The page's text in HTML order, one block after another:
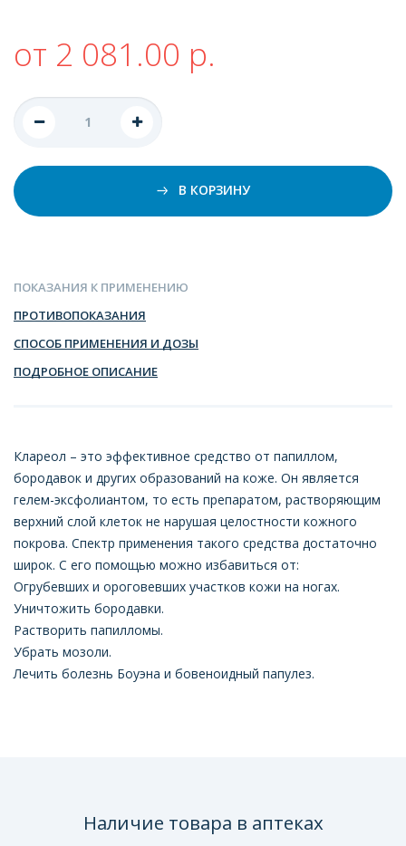
от 2 081.00 р.
В КОРЗИНУ
ПОКАЗАНИЯ К ПРИМЕНЕНИЮ
ПРОТИВОПОКАЗАНИЯ
СПОСОБ ПРИМЕНЕНИЯ И ДОЗЫ
ПОДРОБНОЕ ОПИСАНИЕ
Клареол – это эффективное средство от папиллом,
бородавок и других образований на коже. Он является
гелем-эксфолиантом, то есть препаратом, растворяющим
верхний слой клеток не нарушая целостности кожного
покрова. Спектр применения такого средства достаточно
широк. С его помощью можно избавиться от:
Огрубевших и ороговевших участков кожи на ногах.
Уничтожить бородавки.
Растворить папилломы.
Убрать мозоли.
Лечить болезнь Боуэна и бовеноидный папулез.
Наличие товара в аптеках